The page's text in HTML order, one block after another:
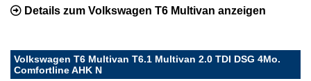
Details zum Volkswagen T6 Multivan anzeigen
Volkswagen T6 Multivan T6.1 Multivan 2.0 TDI DSG 4Mo.
Comfortline AHK N